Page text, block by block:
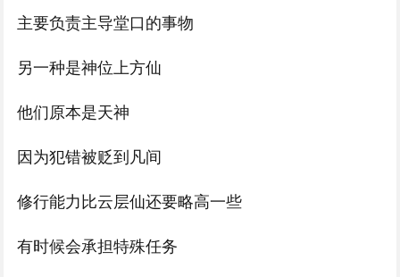
主要负责主导堂口的事物
另一种是神位上方仙
他们原本是天神
因为犯错被贬到凡间
修行能力比云层仙还要略高一些
有时候会承担特殊任务